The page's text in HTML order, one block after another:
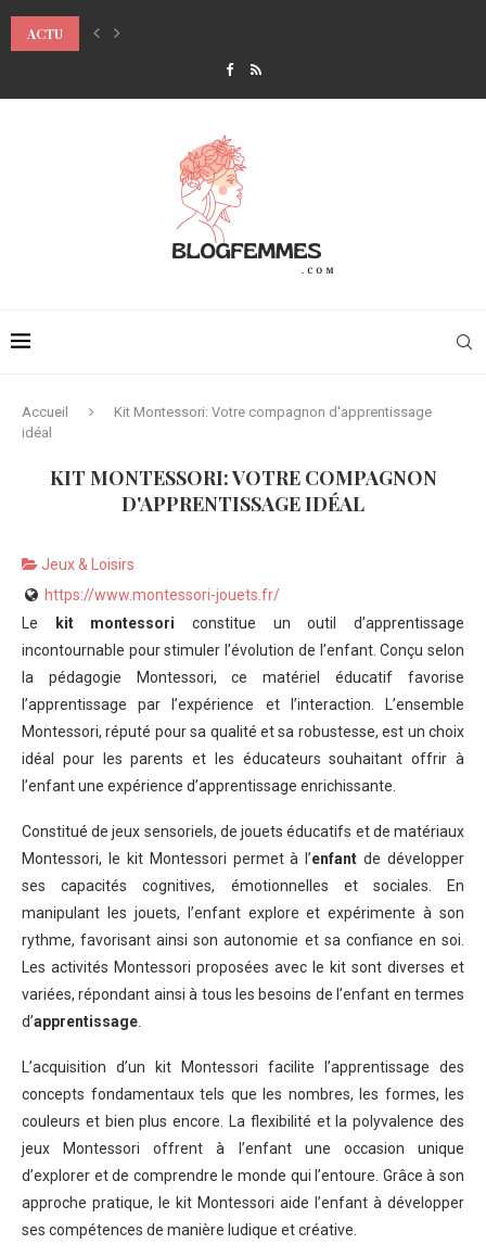
ACTU
8 ÉTAPES POUR UN MAQUILLAGE DES YEUX SMOKY EYES FACILE
Accueil
Kit Montessori: Votre compagnon d'apprentissage
idéal
KIT MONTESSORI: VOTRE COMPAGNON
D'APPRENTISSAGE IDÉAL
Jeux & Loisirs
https://www.montessori-jouets.fr/
Le
kit montessori constitue un outil d’apprentissage
incontournable pour stimuler l’évolution de l’enfant. Conçu selon
la pédagogie Montessori, ce matériel éducatif favorise
l’apprentissage par l’expérience et l’interaction. L’ensemble
Montessori, réputé pour sa qualité et sa robustesse, est un choix
idéal pour les parents et les éducateurs souhaitant offrir à
l’enfant une expérience d’apprentissage enrichissante.
Constitué de jeux sensoriels, de jouets éducatifs et de matériaux
Montessori, le kit Montessori permet à l’enfant de développer
ses capacités cognitives, émotionnelles et sociales. En
manipulant les jouets, l’enfant explore et expérimente à son
rythme, favorisant ainsi son autonomie et sa confiance en soi.
Les activités Montessori proposées avec le kit sont diverses et
variées, répondant ainsi à tous les besoins de l’enfant en termes
d’apprentissage
L’acquisition d’un kit Montessori facilite l’apprentissage des
concepts fondamentaux tels que les nombres, les formes, les
couleurs et bien plus encore. La flexibilité et la polyvalence des
jeux Montessori offrent à l’enfant une occasion unique
d’explorer et de comprendre le monde qui l’entoure. Grâce à son
approche pratique, le kit Montessori aide l’enfant à développer
ses compétences de manière ludique et créative.